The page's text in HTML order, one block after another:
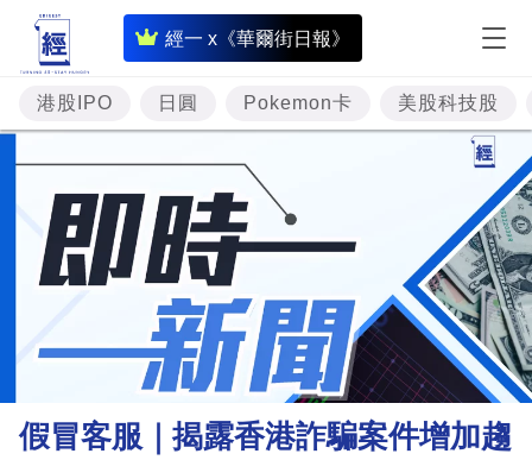
經一 x《華爾街日報》
即
時
財
經
專
題
投
資
樓
市
港股IPO 日圓 Pokemon卡 美股科技股
假冒客服｜揭露香港詐騙案件增加趨